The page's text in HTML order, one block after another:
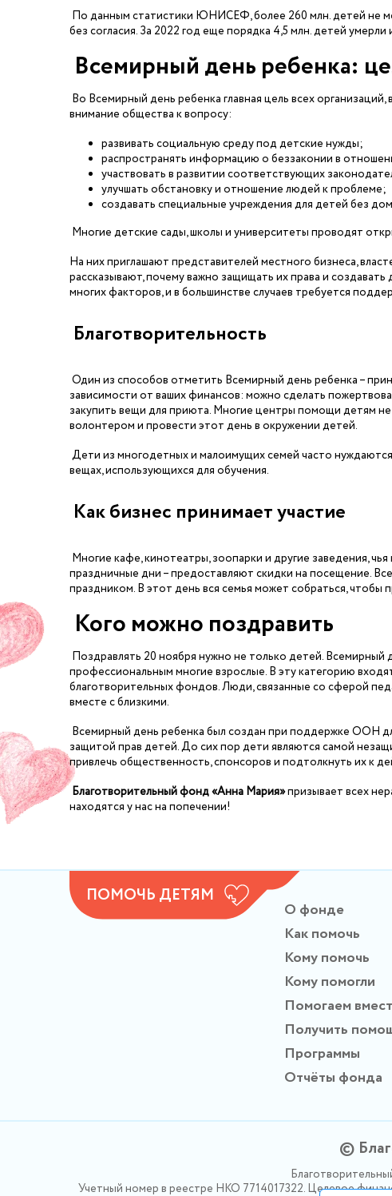
По данным статистики ЮНИСЕФ, более 260 млн. детей не
без согласия. За 2022 год еще порядка 4,5 млн. детей
Всемирный день ребенка:
Во Всемирный день ребенка главная цель всех организаций,
внимание общества к вопросу:
развивать социальную среду под детские нужды;
распространять информацию о беззаконии в
участвовать в развитии соответствующих
улучшать обстановку и отношение людей к проблеме;
создавать специальные учреждения для детей без
Многие детские сады, школы и университеты проводят
На них приглашают представителей местного бизнеса,
рассказывают, почему важно защищать их права и
многих факторов, и в большинстве случаев требуется
Благотворительность
Один из способов отметить Всемирный день ребенка –
зависимости от ваших финансов: можно сделать
закупить вещи для приюта. Многие центры помощи детям
волонтером и провести этот день в окружении детей.
Дети из многодетных и малоимущих семей часто
вещах, использующихся для обучения.
Как бизнес принимает участие
Многие кафе, кинотеатры, зоопарки и другие заведения,
праздничные дни – предоставляют скидки на посещение.
праздником. В этот день вся семья может собраться, чтобы
Кого можно поздравить
Поздравлять 20 ноября нужно не только детей. Всемирный
профессиональным многие взрослые. В эту категорию
благотворительных фондов. Люди, связанные со сферой
вместе с близкими.
Всемирный день ребенка был создан при поддержке ООН
защитой прав детей. До сих пор дети являются самой
привлечь общественность, спонсоров и подтолкнуть их к
Благотворительный фонд «Анна Мария»призывает всех
находятся у нас на попечении!
ПОМОЧЬ ДЕТЯМ
О фонде
Как помочь
Кому помочь
Кому помогли
Помогаем
Получить
Программы
Отчёты фонда
©
Учетный номер в реестре НКО 7714017322. Целевое